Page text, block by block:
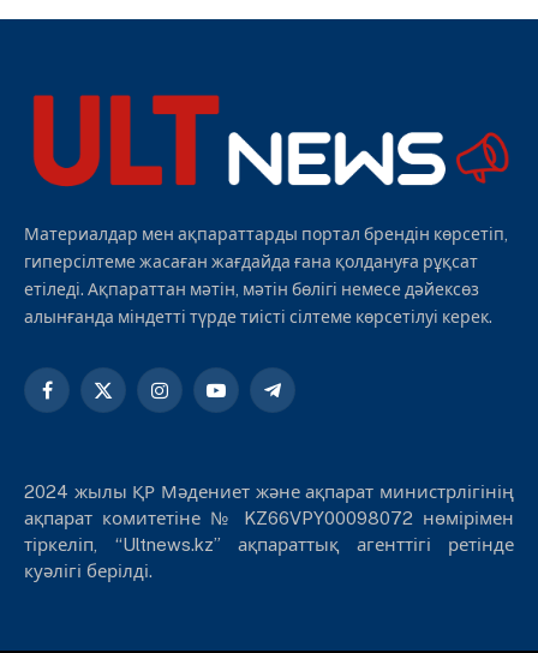
Материалдар мен ақпараттарды портал брендін көрсетіп,
гиперсілтеме жасаған жағдайда ғана қолдануға рұқсат
етіледі. Ақпараттан мәтін, мәтін бөлігі немесе дәйексөз
алынғанда міндетті түрде тиісті сілтеме көрсетілуі керек.
Facebook
X
InstagramYouTubeTelegram
2024 жылы ҚР Мәдениет және ақпарат министрлігінің
ақпарат комитетіне № KZ66VPY00098072 нөмірімен
тіркеліп, “Ultnews.kz” ақпараттық агенттігі ретінде
куәлігі берілді.